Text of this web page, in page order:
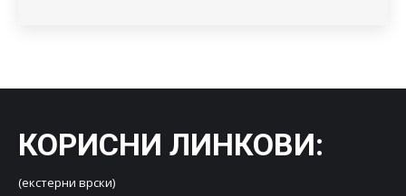
КОРИСНИ ЛИНКОВИ:
(екстерни врски)